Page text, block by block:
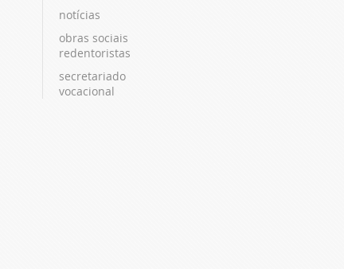
notícias
obras sociais
redentoristas
secretariado
vocacional